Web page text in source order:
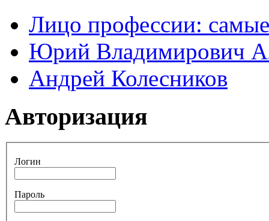
Лицо профессии:
Юрий Владимирович
Андрей Колесников
Авторизация
Логин
Пароль